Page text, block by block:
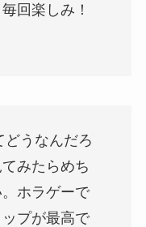
回楽しみ！
どうなんだろ
みたらめち
ホラゲーで
プが最高で